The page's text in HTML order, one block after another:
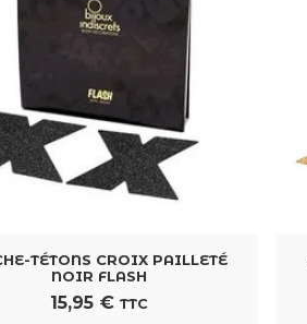
TÉTONS CROIX PAILLETÉ
NOIR FLASH
15,95 € TTC